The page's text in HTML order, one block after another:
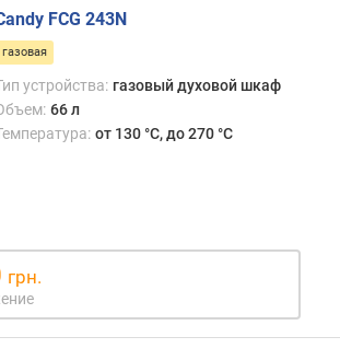
FCG 243N
газовая
устройства: газовый духовой шкаф
66 л
от 130 °C, до 270 °C
грн.